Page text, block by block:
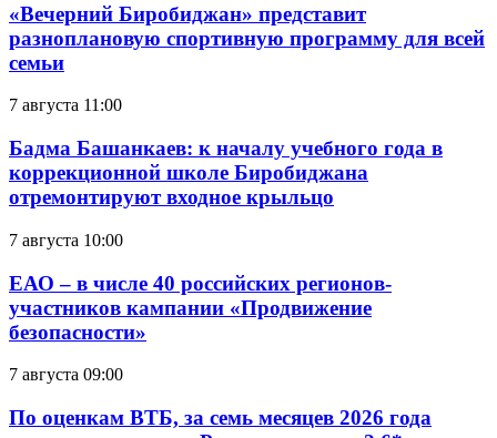
«Вечерний Биробиджан» представит
разноплановую спортивную программу для всей
семьи
7 августа 11:00
Бадма Башанкаев: к началу учебного года в
коррекционной школе Биробиджана
отремонтируют входное крыльцо
7 августа 10:00
ЕАО – в числе 40 российских регионов-
участников кампании «Продвижение
безопасности»
7 августа 09:00
По оценкам ВТБ, за семь месяцев 2026 года